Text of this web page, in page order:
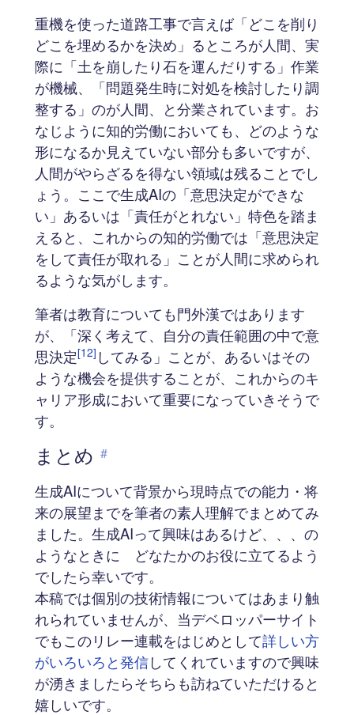
重機を使った道路工事で言えば「どこを削り
どこを埋めるかを決め」るところが人間、実
際に「土を崩したり石を運んだりする」作業
が機械、「問題発生時に対処を検討したり調
整する」のが人間、と分業されています。お
なじように知的労働においても、どのような
形になるか見えていない部分も多いですが、
人間がやらざるを得ない領域は残ることでし
ょう。ここで生成AIの「意思決定ができな
い」あるいは「責任がとれない」特色を踏ま
えると、これからの知的労働では「意思決定
をして責任が取れる」ことが人間に求められ
るような気がします。
筆者は教育についても門外漢ではあります
が、「深く考えて、自分の責任範囲の中で意
思決定[12] してみる」ことが、あるいはその
ような機会を提供することが、これからのキ
ャリア形成において重要になっていきそうで
す。
まとめ #
生成AIについて背景から現時点での能力・将
来の展望までを筆者の素人理解でまとめてみ
ました。生成AIって興味はあるけど、、、の
ようなときに どなたかのお役に立てるよう
でしたら幸いです。
本稿では個別の技術情報についてはあまり触
れられていませんが、当デベロッパーサイト
でもこのリレー連載をはじめとして詳しい方
がいろいろと発信してくれていますので興味
が湧きましたらそちらも訪ねていただけると
嬉しいです。